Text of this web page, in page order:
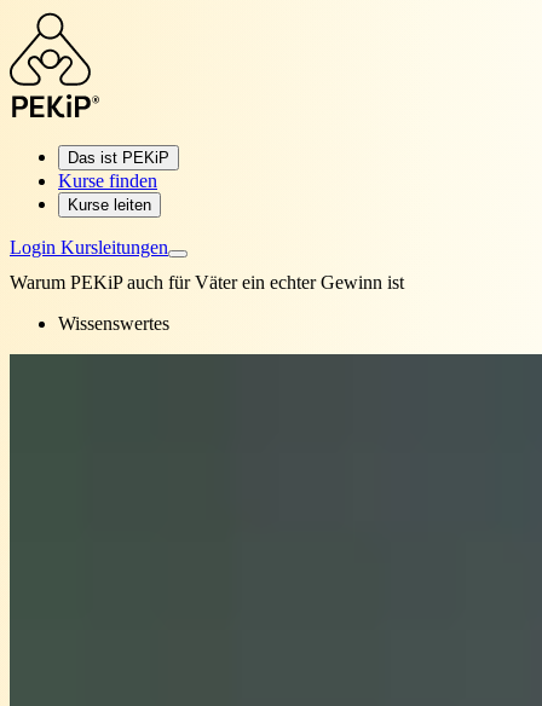
Das ist PEKiP
Kurse finden
Kurse leiten
Login Kursleitungen
Warum PEKiP auch für Väter ein echter Gewinn ist
Wissenswertes